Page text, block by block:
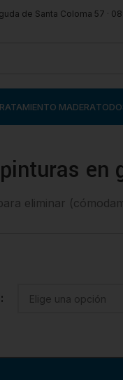
de Santa Coloma 57 ·
MADERA
en
eliminar